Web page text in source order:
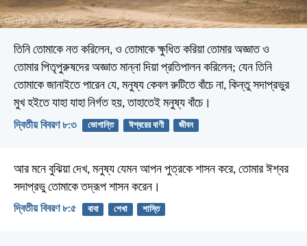
তিনি তোমাকে নত করিলেন, ও তোমাকে ক্ষুধিত করিয়া তোমার অজ্ঞাত ও
তোমার পিতৃপুরুষদের অজ্ঞাত মান্না দিয়া প্রতিপালন করিলেন; যেন তিনি
তোমাকে জানাইতে পারেন যে, মনুষ্য কেবল রুটিতে বাঁচে না, কিন্তু সদাপ্রভুর
মুখ হইতে যাহা যাহা নির্গত হয়, তাহাতেই মনুষ্য বাঁচে।
দ্বিতীয় বিবরণ ৮:৩ ভোগান্তি ঈশ্বরের বাণী জীবন
আর মনে বুঝিয়া দেখ, মনুষ্য যেমন আপন পুত্রকে শাসন করে, তোমার ঈশ্বর
সদাপ্রভু তোমাকে তদ্রূপ শাসন করেন।
দ্বিতীয় বিবরণ ৮:৫ বাবা শেখা শাস্তি